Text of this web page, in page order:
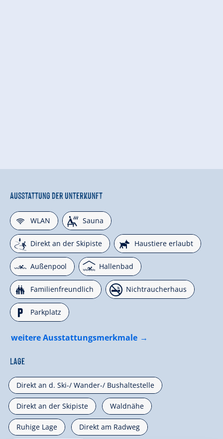
Ausstattung der Unterkunft
🜉WLAN 🗔Sauna
🞷Direkt an der Skipiste 🔮Haustiere erlaubt
🅐Außenpool 🅤Hallenbad
🍺Familienfreundlich 🏝Nichtraucherhaus
🐈Parkplatz
weitere Ausstattungsmerkmale
Lage
Direkt an d. Ski-/ Wander-/ Bushaltestelle
Direkt an der Skipiste Waldnähe
Ruhige Lage Direkt am Radweg